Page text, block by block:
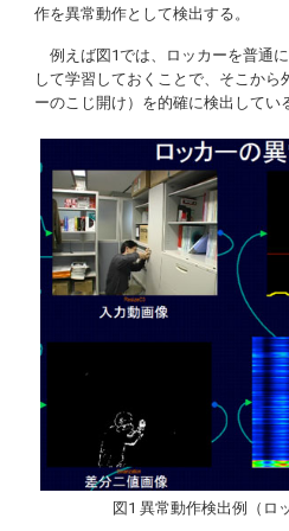
作を異常動作として検出する。
例えば図1では、ロッカーを普通
して学習しておくことで、そこから
ーのこじ開け）を的確に検出してい
図1 異常動作検出例（ロ